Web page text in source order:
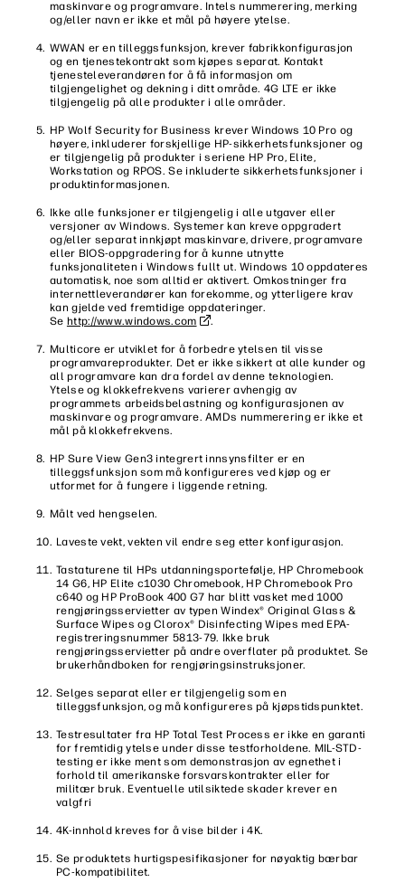
maskinvare og programvare. Intels nummerering, merking
og/eller navn er ikke et mål på høyere ytelse.
WWAN er en tilleggsfunksjon, krever fabrikkonfigurasjon
og en tjenestekontrakt som kjøpes separat. Kontakt
tjenesteleverandøren for å få informasjon om
tilgjengelighet og dekning i ditt område. 4G LTE er ikke
tilgjengelig på alle produkter i alle områder.
HP Wolf Security for Business krever Windows 10 Pro og
høyere, inkluderer forskjellige HP-sikkerhetsfunksjoner og
er tilgjengelig på produkter i seriene HP Pro, Elite,
Workstation og RPOS. Se inkluderte sikkerhetsfunksjoner i
produktinformasjonen.
Ikke alle funksjoner er tilgjengelig i alle utgaver eller
versjoner av Windows. Systemer kan kreve oppgradert
og/eller separat innkjøpt maskinvare, drivere, programvare
eller BIOS-oppgradering for å kunne utnytte
funksjonaliteten i Windows fullt ut. Windows 10 oppdateres
automatisk, noe som alltid er aktivert. Omkostninger fra
internettleverandører kan forekomme, og ytterligere krav
kan gjelde ved fremtidige oppdateringer.
Se http://www.windows.com .
Multicore er utviklet for å forbedre ytelsen til visse
programvareprodukter. Det er ikke sikkert at alle kunder og
all programvare kan dra fordel av denne teknologien.
Ytelse og klokkefrekvens varierer avhengig av
programmets arbeidsbelastning og konfigurasjonen av
maskinvare og programvare. AMDs nummerering er ikke et
mål på klokkefrekvens.
HP Sure View Gen3 integrert innsynsfilter er en
tilleggsfunksjon som må konfigureres ved kjøp og er
utformet for å fungere i liggende retning.
Målt ved hengselen.
Laveste vekt, vekten vil endre seg etter konfigurasjon.
Tastaturene til HPs utdanningsportefølje, HP Chromebook
14 G6, HP Elite c1030 Chromebook, HP Chromebook Pro
c640 og HP ProBook 400 G7 har blitt vasket med 1000
rengjøringsservietter av typen Windex® Original Glass &
Surface Wipes og Clorox® Disinfecting Wipes med EPA-
registreringsnummer 5813-79. Ikke bruk
rengjøringsservietter på andre overflater på produktet. Se
brukerhåndboken for rengjøringsinstruksjoner.
Selges separat eller er tilgjengelig som en
tilleggsfunksjon, og må konfigureres på kjøpstidspunktet.
Testresultater fra HP Total Test Process er ikke en garanti
for fremtidig ytelse under disse testforholdene. MIL-STD-
testing er ikke ment som demonstrasjon av egnethet i
forhold til amerikanske forsvarskontrakter eller for
militær bruk. Eventuelle utilsiktede skader krever en
valgfri
4K-innhold kreves for å vise bilder i 4K.
Se produktets hurtigspesifikasjoner for nøyaktig bærbar
PC-kompatibilitet.